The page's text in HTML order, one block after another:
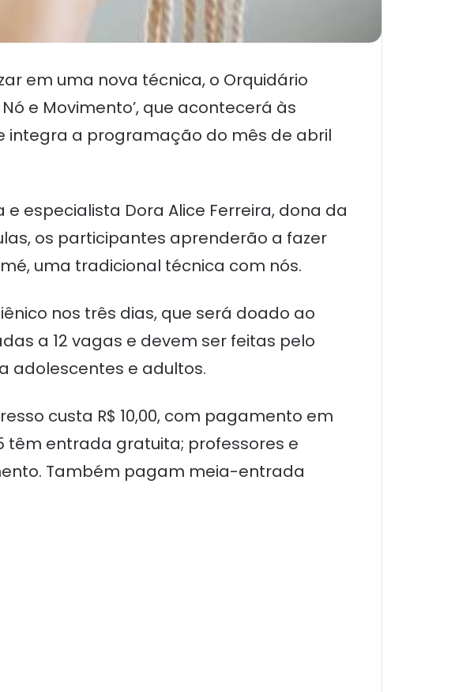
em uma nova técnica, o Orquidário
e Movimento’, que acontecerá às
integra a programação do mês de abril
especialista Dora Alice Ferreira, dona da
os participantes aprenderão a fazer
uma tradicional técnica com nós.
nos três dias, que será doado ao
a 12 vagas e devem ser feitas pelo
adolescentes e adultos.
custa R$ 10,00, com pagamento em
têm entrada gratuita; professores e
Também pagam meia-entrada